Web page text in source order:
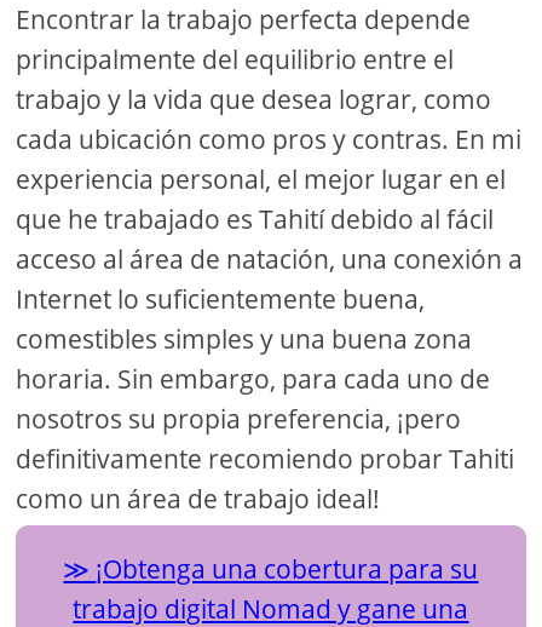
Encontrar la trabajo perfecta depende
principalmente del equilibrio entre el
trabajo y la vida que desea lograr, como
cada ubicación como pros y contras. En mi
experiencia personal, el mejor lugar en el
que he trabajado es Tahití debido al fácil
acceso al área de natación, una conexión a
Internet lo suficientemente buena,
comestibles simples y una buena zona
horaria. Sin embargo, para cada uno de
nosotros su propia preferencia, ¡pero
definitivamente recomiendo probar Tahiti
como un área de trabajo ideal!
¡Obtenga una cobertura para su
trabajo digital Nomad y gane una